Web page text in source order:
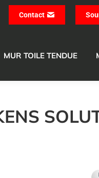
Contact
MUR TOILE TENDUE